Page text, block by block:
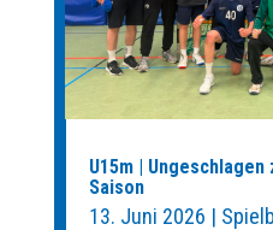
U15m |
Saison
13. Juni 2026 |